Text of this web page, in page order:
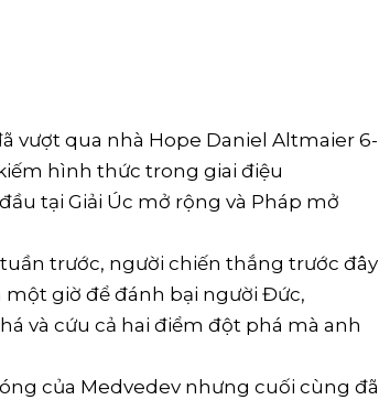
vượt qua nhà Hope Daniel Altmaier 6-
hình thức trong giai điệu
tại Giải Úc mở rộng và Pháp mở
trước, người chiến thắng trước đây
một giờ để đánh bại người Đức,
và cứu cả hai điểm đột phá mà anh
của Medvedev nhưng cuối cùng đã